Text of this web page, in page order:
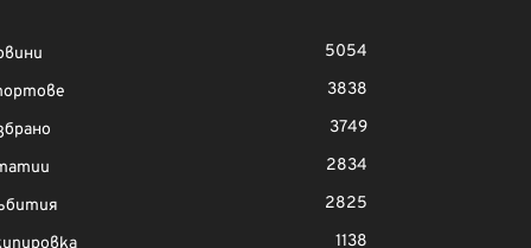
5054
3838
3749
2834
2825
1138